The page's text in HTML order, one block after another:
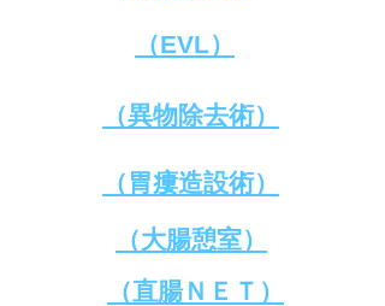
​（EVL）
​（異物除去術）
​（胃瘻造設術）
​（大腸憩室）
​（直腸ＮＥＴ）